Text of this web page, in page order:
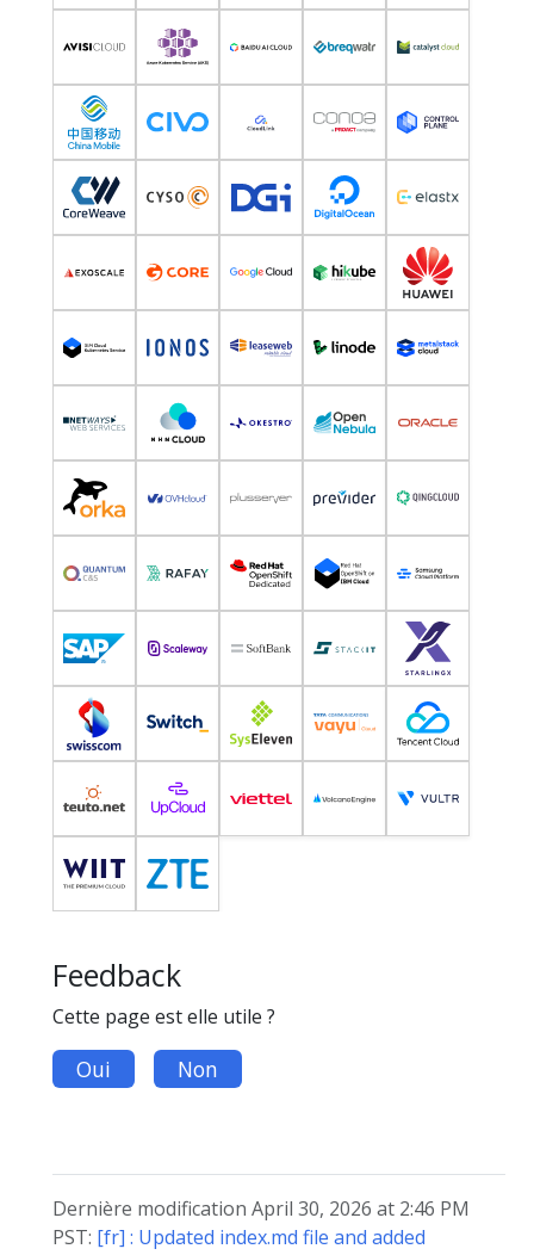
Feedback
Cette page est elle utile ?
Oui Non
Dernière modification April 30, 2026 at 2:46 PM
PST: [fr] : Updated index.md file and added